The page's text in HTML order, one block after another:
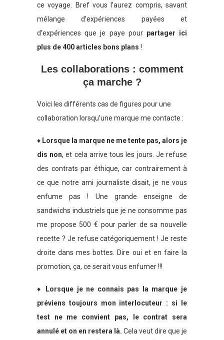
ce voyage. Bref vous l’aurez compris, savant
mélange d’expériences payées et
d’expériences que je paye pour partager ici
plus de 400 articles bons plans !
Les collaborations : comment
ça marche ?
Voici les différents cas de figures pour une
collaboration lorsqu’une marque me contacte :
♦ Lorsque la marque ne me tente pas, alors je
dis non, et cela arrive tous les jours. Je refuse
des contrats par éthique, car contrairement à
ce que notre ami journaliste disait, je ne vous
enfume pas ! Une grande enseigne de
sandwichs industriels que je ne consomme pas
me propose 500 € pour parler de sa nouvelle
recette ? Je refuse catégoriquement ! Je reste
droite dans mes bottes. Dire oui et en faire la
promotion, ça, ce serait vous enfumer !!!
♦ Lorsque je ne connais pas la marque je
préviens toujours mon interlocuteur : si le
test ne me convient pas, le contrat sera
annulé et on en restera là. Cela veut dire que je